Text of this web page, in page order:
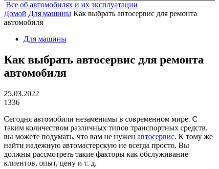
Все об автомобилях и их эксплуатации
Домой Для машины Как выбрать автосервис для ремонта
автомобиля
Для машины
Как выбрать автосервис для ремонта
автомобиля
25.03.2022
1336
Сегодня автомобили незаменимы в современном мире. С
таким количеством различных типов транспортных средств,
вы можете подумать, что вам не нужен автосервис. К тому же
найти надежную автомастерскую не всегда просто. Вы
должны рассмотреть такие факторы как обслуживание
клиентов, опыт, цену и т. д.